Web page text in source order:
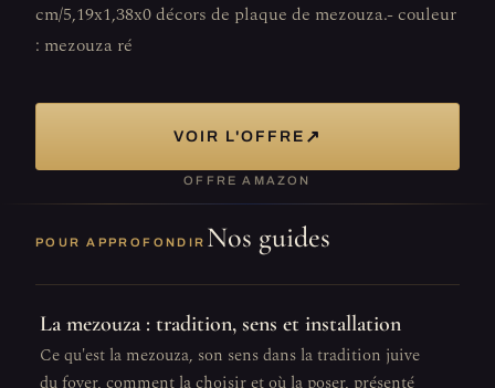
cm/5,19x1,38x0 décors de plaque de mezouza.- couleur
: mezouza ré
VOIR L'OFFRE ↗
OFFRE AMAZON
POUR APPROFONDIR Nos guides
La mezouza : tradition, sens et installation
Ce qu'est la mezouza, son sens dans la tradition juive